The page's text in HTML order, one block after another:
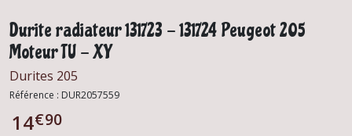
Durite radiateur 131723 - 131724 Peugeot 205
Moteur TU - XY
Durites 205
Référence : DUR2057559
14€90